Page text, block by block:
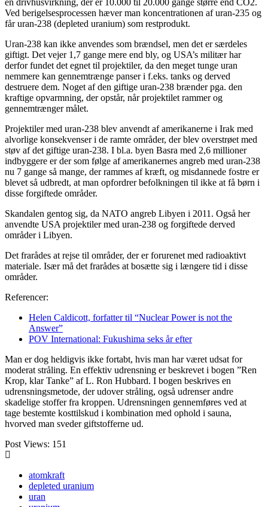
en drivhusvirkning, der er 10.000 til 20.000 gange større end CO2.
Ved berigelsesprocessen hæver man koncentrationen af uran-235 og
får uran-238 (depleted uranium) som restprodukt.
Uran-238 kan ikke anvendes som brændsel, men det er særdeles
giftigt. Det vejer 1,7 gange mere end bly, og USA’s militær har
derfor fundet det egnet til projektiler, da den meget tunge uran
nemmere kan gennemtrænge panser i f.eks. tanks og derved
destruere dem. Noget af den giftige uran-238 brænder pga. den
kraftige opvarmning, der opstår, når projektilet rammer og
gennemtrænger målet.
Projektiler med uran-238 blev anvendt af amerikanerne i Irak med
alvorlige konsekvenser i de ramte områder, der blev overstrøet med
støv af det giftige uran-238. I bl.a. byen Basra med 2,6 millioner
indbyggere er der som følge af amerikanernes angreb med uran-238
nu 7 gange så mange, der rammes af kræft, og misdannede fostre er
blevet så udbredt, at man opfordrer befolkningen til ikke at få børn i
disse forgiftede områder.
Skandalen gentog sig, da NATO angreb Libyen i 2011. Også her
anvendte USA projektiler med uran-238 og forgiftede derved
områder i Libyen.
Det frarådes at rejse til områder, der er forurenet med radioaktivt
materiale. Især må det frarådes at bosætte sig i længere tid i disse
områder.
Referencer:
Helen Caldicott, forfatter til “Nuclear Power is not the
Answer”
POV International: Fukushima seks år efter
Man er dog heldigvis ikke fortabt, hvis man har været udsat for
moderat stråling. En effektiv udrensning er beskrevet i bogen ”Ren
Krop, klar Tanke” af L. Ron Hubbard. I bogen beskrives en
udrensningsmetode, der udover stråling, også udrenser andre
skadelige stoffer fra kroppen. Udrensningen gennemføres ved at
tage bestemte kosttilskud i kombination med ophold i sauna,
hvorved man sveder giftstofferne ud.
Post Views: 151
atomkraft
depleted uranium
uran